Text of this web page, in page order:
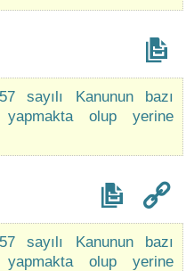
sayılı Kanunun bazı
yapmakta olup yerine
sayılı Kanunun bazı
yapmakta olup yerine